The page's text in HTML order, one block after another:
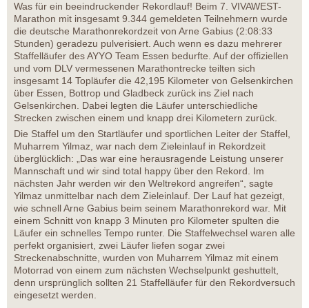
Was für ein beeindruckender Rekordlauf! Beim 7. VIVAWEST-
Marathon mit insgesamt 9.344 gemeldeten Teilnehmern wurde
die deutsche Marathonrekordzeit von Arne Gabius (2:08:33
Stunden) geradezu pulverisiert. Auch wenn es dazu mehrerer
Staffelläufer des AYYO Team Essen bedurfte. Auf der offiziellen
und vom DLV vermessenen Marathontrecke teilten sich
insgesamt 14 Topläufer die 42,195 Kilometer von Gelsenkirchen
über Essen, Bottrop und Gladbeck zurück ins Ziel nach
Gelsenkirchen. Dabei legten die Läufer unterschiedliche
Strecken zwischen einem und knapp drei Kilometern zurück.
Die Staffel um den Startläufer und sportlichen Leiter der Staffel,
Muharrem Yilmaz, war nach dem Zieleinlauf in Rekordzeit
überglücklich: „Das war eine herausragende Leistung unserer
Mannschaft und wir sind total happy über den Rekord. Im
nächsten Jahr werden wir den Weltrekord angreifen“, sagte
Yilmaz unmittelbar nach dem Zieleinlauf. Der Lauf hat gezeigt,
wie schnell Arne Gabius beim seinem Marathonrekord war. Mit
einem Schnitt von knapp 3 Minuten pro Kilometer spulten die
Läufer ein schnelles Tempo runter. Die Staffelwechsel waren alle
perfekt organisiert, zwei Läufer liefen sogar zwei
Streckenabschnitte, wurden von Muharrem Yilmaz mit einem
Motorrad von einem zum nächsten Wechselpunkt geshuttelt,
denn ursprünglich sollten 21 Staffelläufer für den Rekordversuch
eingesetzt werden.